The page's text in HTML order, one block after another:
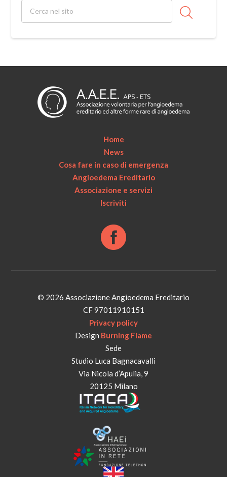
Home
News
Cosa fare in caso di emergenza
Angioedema Ereditario
Associazione e servizi
Iscriviti
© 2026 Associazione Angioedema Ereditario
CF 97011910151
Privacy policy
Design Burning Flame
Sede
Studio Luca Bagnacavalli
Via Nicola d’Apulia, 9
20125 Milano